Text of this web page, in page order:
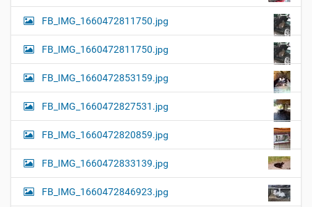
FB_IMG_1660472811750.jpg
FB_IMG_1660472811750.jpg
FB_IMG_1660472853159.jpg
FB_IMG_1660472827531.jpg
FB_IMG_1660472820859.jpg
FB_IMG_1660472833139.jpg
FB_IMG_1660472846923.jpg